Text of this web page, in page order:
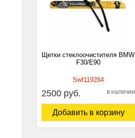
Щетки стеклоочистителя BMW
F30/E90
Swf119284
2500 руб. в наличии
Добавить в корзину